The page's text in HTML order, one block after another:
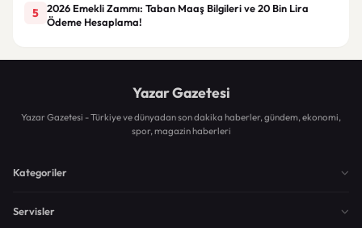
5
2026 Emekli Zammı: Taban Maaş Bilgileri ve 20 Bin Lira
Ödeme Hesaplama!
Yazar Gazetesi
Yazar Gazetesi - Türkiye ve dünyadan son dakika haberler, gündem, ekonomi,
spor, magazin haberleri
Kategoriler
Servisler